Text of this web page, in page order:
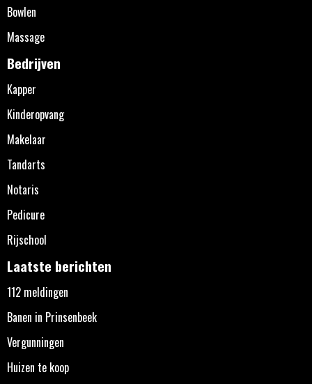
Bowlen
Massage
Bedrijven
Kapper
Kinderopvang
Makelaar
Tandarts
Notaris
Pedicure
Rijschool
Laatste berichten
112 meldingen
Banen in Prinsenbeek
Vergunningen
Huizen te koop